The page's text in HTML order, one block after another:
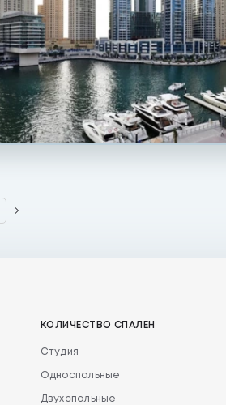
КОЛИЧЕСТВО СПАЛЕН
Студия
Односпальные
Двухспальные